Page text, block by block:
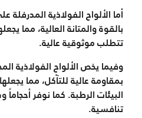
أما الألواح الفولاذية
بالقوة والمتانة العالية، مما
تتطلب موثوقية عالية.
وفيما يخص الألواح الفولاذية
بمقاومة عالية للتآكل، مما
البيئات الرطبة. كما نوفر
تنافسية.